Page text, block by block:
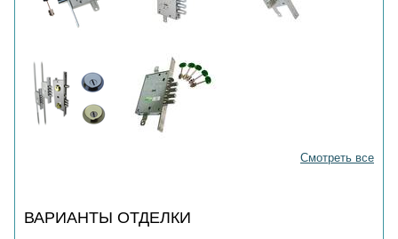
Смотреть все
ВАРИАНТЫ ОТДЕЛКИ